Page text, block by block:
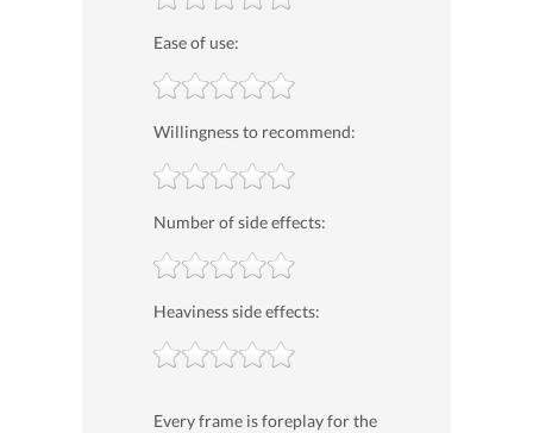
Ease of use:
Willingness to recommend:
Number of side effects:
Heaviness side effects:
Every frame is foreplay for the